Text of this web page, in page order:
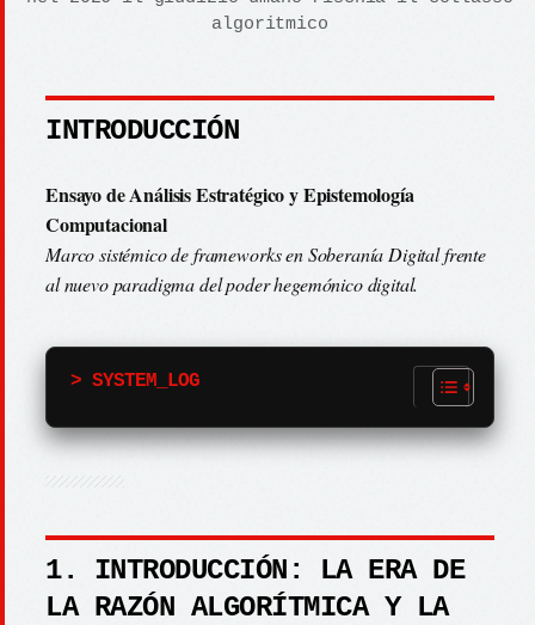
algoritmico
INTRODUCCIÓN
Ensayo de Análisis Estratégico y Epistemología
Computacional
Marco sistémico de frameworks en Soberanía Digital frente
al nuevo paradigma del poder hegemónico digital.
> SYSTEM_LOG
1. INTRODUCCIÓN: LA ERA DE
LA RAZÓN ALGORÍTMICA Y LA